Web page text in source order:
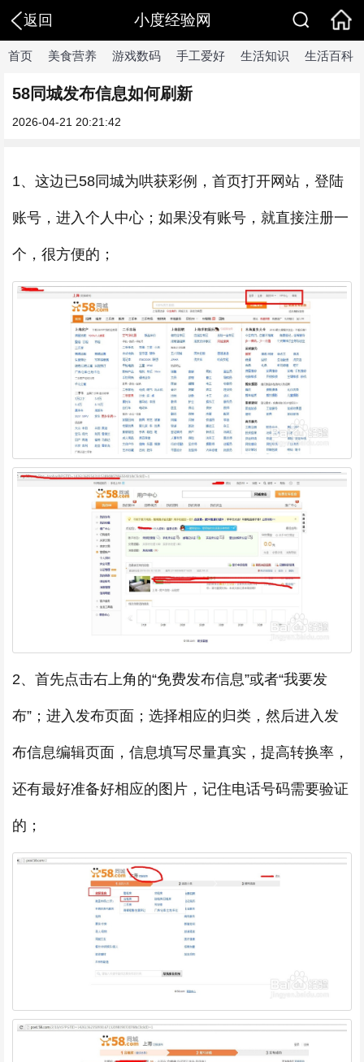
返回 小度经验网
首页 美食营养 游戏数码 手工爱好 生活知识 生活百科
58同城发布信息如何刷新
2026-04-21 20:21:42
1、这边已58同城为哄获彩例，首页打开网站，登陆
账号，进入个人中心；如果没有账号，就直接注册一
个，很方便的；
2、首先点击右上角的“免费发布信息”或者“我要发
布”；进入发布页面；选择相应的归类，然后进入发
布信息编辑页面，信息填写尽量真实，提高转换率，
还有最好准备好相应的图片，记住电话号码需要验证
的；